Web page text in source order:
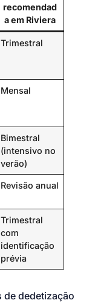
recomendad
a em Riviera
Trimestral
Mensal
Bimestral
(intensivo no
verão)
Revisão anual
Trimestral
com
identificação
prévia
de dedetização